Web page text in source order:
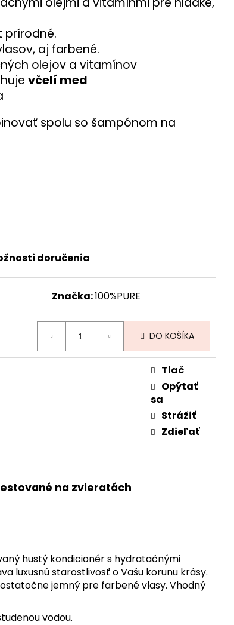
prírodné.
aj farbené.
olejov a vitamínov
včelí med
spolu so šampónom na
doručenia
Značka:100%PURE
DO KOŠÍKA
Tlač
Opýtať
sa
Strážiť
Zdieľať
na zvieratách
hustý kondicionér s hydratačnými
luxusnú starostlivosť o Vašu korunu krásy.
jemný pre farbené vlasy. Vhodný
vodou.